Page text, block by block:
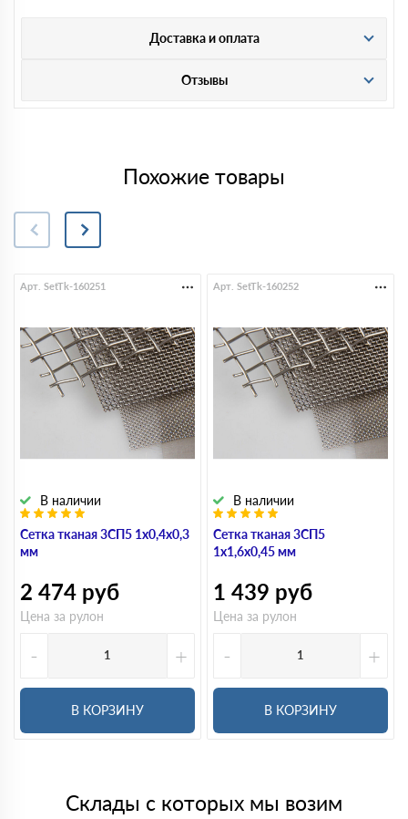
Доставка и оплата
Отзывы
Похожие товары
Сетка тканая 3СП5 1х0,4х0,3
мм
В наличии
Арт. SetTk-160251
2 474 руб
Цена за рулон
- +
В КОРЗИНУ
Сетка тканая 3СП5
1х1,6х0,45 мм
В наличии
Арт. SetTk-160252
1 439 руб
Цена за рулон
- +
В КОРЗИНУ
Склады с которых мы возим